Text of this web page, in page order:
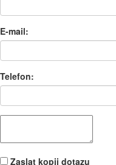
E-mail:
Telefon:
Zaslat kopii dotazu